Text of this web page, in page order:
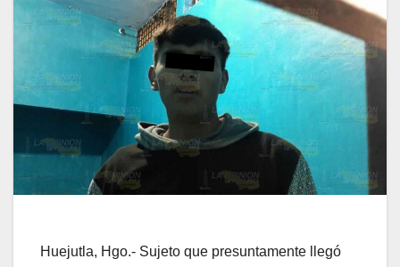
Huejutla, Hgo.- Sujeto que presuntamente llegó